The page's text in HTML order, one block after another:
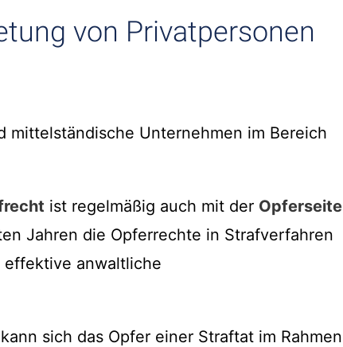
von Privatpersonen
Unternehmen im Bereich
ist regelmäßig auch mit der Opferseite
Jahren die Opferrechte in Strafverfahren
anwaltliche
sich das Opfer einer Straftat im Rahmen